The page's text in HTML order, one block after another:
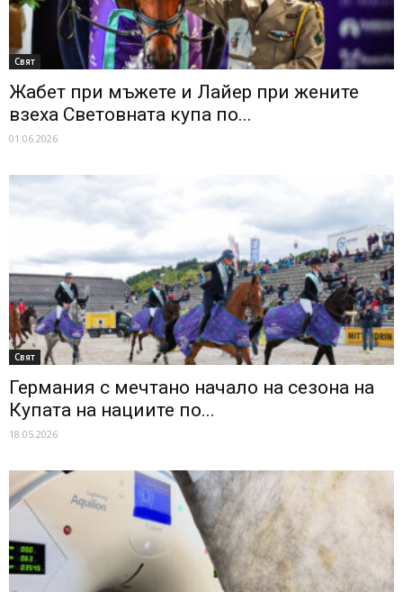
Свят
Жабет при мъжете и Лайер при жените
взеха Световната купа по...
01.06.2026
Свят
Германия с мечтано начало на сезона на
Купата на нациите по...
18.05.2026